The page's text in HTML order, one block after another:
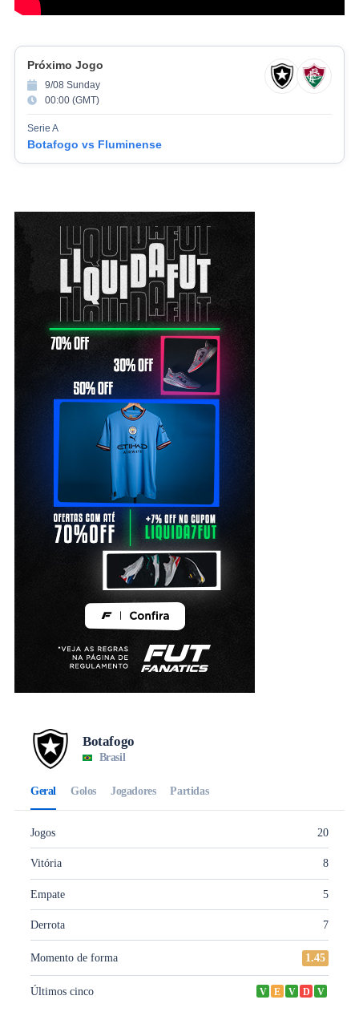
Próximo Jogo
9/08 Sunday
00:00 (GMT)
Serie A
Botafogo vs Fluminense